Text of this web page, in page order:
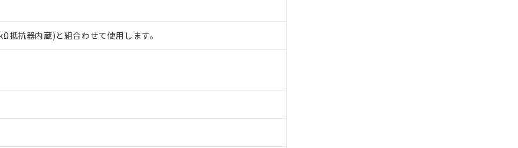
抵抗器内蔵)と組合わせて使用します。
指令（10物質）の非含有に対応した製品が提供可能な商品です。
（10物質）の非含有に対応した製品に切り替える予定のある商品です。
指令（10物質）の非含有に非対応の商品で、対応品を出す予定はありません。
など無形物で、有害物質有無と関係のない商品です。
非含有部品としていたものが、含有品と判明した場合などやむを得ず変更すること